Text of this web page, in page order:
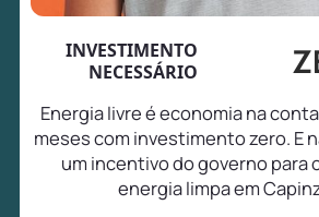
INVESTIMENTO
NECESSÁRIO
Energia livre é economia na
meses com investimento zero. E
um incentivo do governo para
energia limpa em